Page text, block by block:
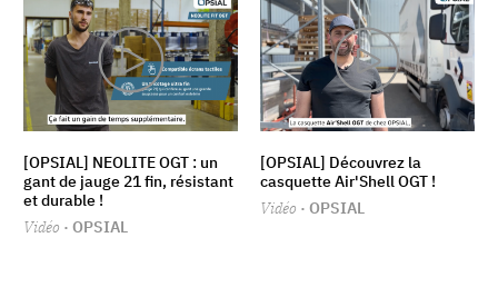
[OPSIAL] NEOLITE OGT : un
gant de jauge 21 fin, résistant
et durable !
Vidéo · OPSIAL
[OPSIAL] Découvrez la
casquette Air'Shell OGT !
Vidéo · OPSIAL